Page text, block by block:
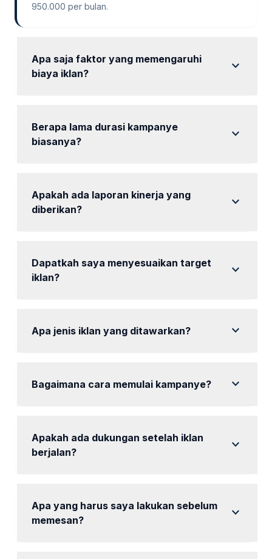
950.000 per bulan.
Apa saja faktor yang memengaruhi
biaya iklan?
expand_more
Berapa lama durasi kampanye
biasanya?
expand_more
Apakah ada laporan kinerja yang
diberikan?
expand_more
Dapatkah saya menyesuaikan target
iklan?
expand_more
Apa jenis iklan yang ditawarkan? expand_more
Bagaimana cara memulai kampanye? expand_more
Apakah ada dukungan setelah iklan
berjalan?
expand_more
Apa yang harus saya lakukan sebelum
memesan?
expand_more